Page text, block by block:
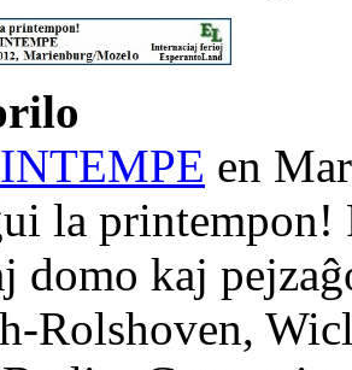
en
la printempon!
domo kaj
Rolshoven,